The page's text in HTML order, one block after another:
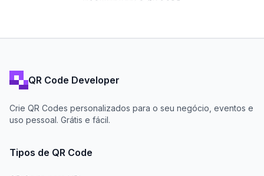
QR Code Developer
Crie QR Codes personalizados para o seu negócio, eventos e
uso pessoal. Grátis e fácil.
Tipos de QR Code